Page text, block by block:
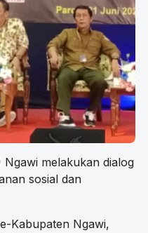
melakukan dialog
sosial dan
Kabupaten Ngawi,